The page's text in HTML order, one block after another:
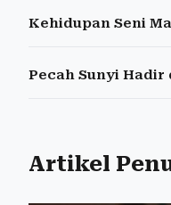
Kehidupan Seni
Pecah Sunyi Hadir
Artikel